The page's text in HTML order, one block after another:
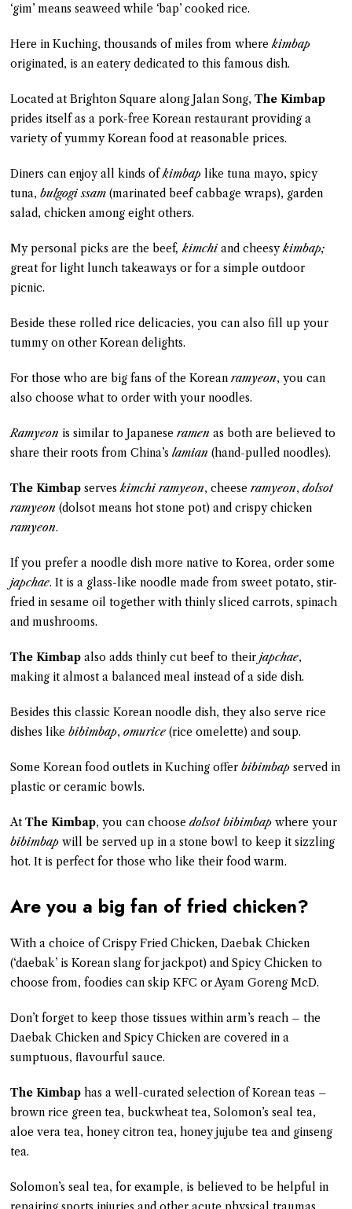
‘gim’ means seaweed while ‘bap’ cooked rice.
Here in Kuching, thousands of miles from wherekimbap
originated, is an eatery dedicated to this famous dish.
Located at Brighton Square along Jalan Song,The Kimbap
prides itself as a pork-free Korean restaurant providing a
variety of yummy Korean food at reasonable prices.
Diners can enjoy all kinds ofkimbaplike tuna mayo, spicy
tuna,bulgogi ssam(marinated beef cabbage wraps), garden
salad, chicken among eight others.
My personal picks are the beef, kimchi and cheesykimbap;
great for light lunch takeaways or for a simple outdoor
picnic.
Beside these rolled rice delicacies, you can also fill up your
tummy on other Korean delights.
For those who are big fans of the Koreanramyeon, you can
also choose what to order with your noodles.
Ramyeon is similar to Japaneseramen as both are believed to
share their roots from China’slamian (hand-pulled noodles).
The Kimbap serveskimchi ramyeon, cheeseramyeon,dolsot
ramyeon(dolsot means hot stone pot) and crispy chicken
ramyeon.
If you prefer a noodle dish more native to Korea, order some
japchae. It is a glass-like noodle made from sweet potato, stir-
fried in sesame oil together with thinly sliced carrots, spinach
and mushrooms.
The Kimbap also adds thinly cut beef to theirjapchae,
making it almost a balanced meal instead of a side dish.
Besides this classic Korean noodle dish, they also serve rice
dishes likebibimbap,omurice(rice omelette) and soup.
Some Korean food outlets in Kuching offerbibimbap served in
plastic or ceramic bowls.
AtThe Kimbap, you can choosedolsot bibimbap where your
bibimbapwill be served up in a stone bowl to keep it sizzling
hot. It is perfect for those who like their food warm.
Are you a big fan of fried chicken?
With a choice of Crispy Fried Chicken, Daebak Chicken
(‘daebak’ is Korean slang for jackpot) and Spicy Chicken to
choose from, foodies can skip KFC or Ayam Goreng McD.
Don’t forget to keep those tissues within arm’s reach – the
Daebak Chicken and Spicy Chicken are covered in a
sumptuous, flavourful sauce.
The Kimbap has a well-curated selection of Korean teas –
brown rice green tea, buckwheat tea, Solomon’s seal tea,
aloe vera tea, honey citron tea, honey jujube tea and ginseng
tea.
Solomon’s seal tea, for example, is believed to be helpful in